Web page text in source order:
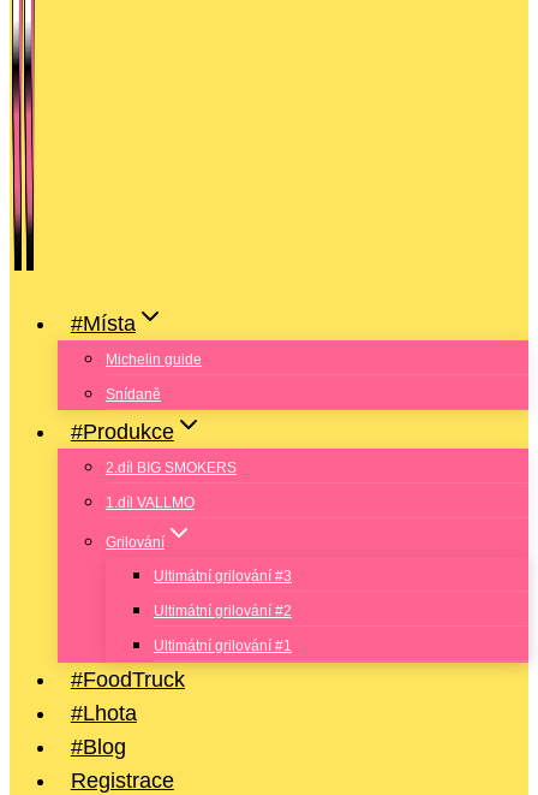
#Místa
Michelin guide
Snídaně
#Produkce
2.díl BIG SMOKERS
1.díl VALLMO
Grilování
Ultimátní grilování #3
Ultimátní grilování #2
Ultimátní grilování #1
#FoodTruck
#Lhota
#Blog
Registrace